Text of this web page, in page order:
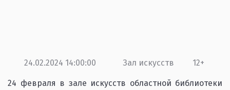
24.02.2024 14:00:00 Зал искусств 12+
24 февраля в зале искусств областной библиотеки